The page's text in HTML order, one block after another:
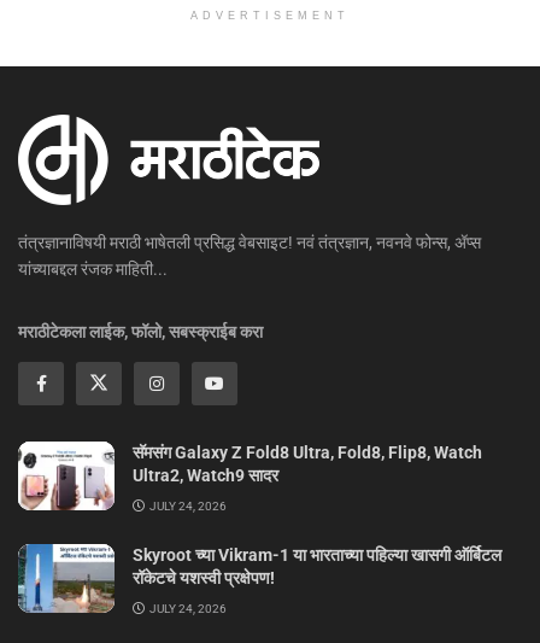
ADVERTISEMENT
तंत्रज्ञानाविषयी मराठी भाषेतली प्रसिद्ध वेबसाइट! नवं तंत्रज्ञान, नवनवे फोन्स, ॲप्स
यांच्याबद्दल रंजक माहिती...
मराठीटेकला लाईक, फॉलो, सबस्क्राईब करा
सॅमसंग Galaxy Z Fold8 Ultra, Fold8, Flip8, Watch
Ultra2, Watch9 सादर
JULY 24, 2026
Skyroot च्या Vikram-1 या भारताच्या पहिल्या खासगी ऑर्बिटल
रॉकेटचे यशस्वी प्रक्षेपण!
JULY 24, 2026